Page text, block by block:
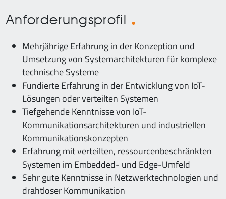
Anforderungsprofil
Mehrjährige Erfahrung in der Konzeption und
Umsetzung von Systemarchitekturen für komplexe
technische Systeme
Fundierte Erfahrung in der Entwicklung von IoT-
Lösungen oder verteilten Systemen
Tiefgehende Kenntnisse von IoT-
Kommunikationsarchitekturen und industriellen
Kommunikationskonzepten
Erfahrung mit verteilten, ressourcenbeschränkten
Systemen im Embedded- und Edge-Umfeld
Sehr gute Kenntnisse in Netzwerktechnologien und
drahtloser Kommunikation